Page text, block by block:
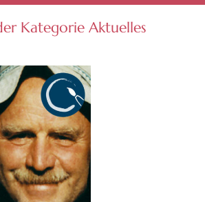
Kategorie Aktuelles